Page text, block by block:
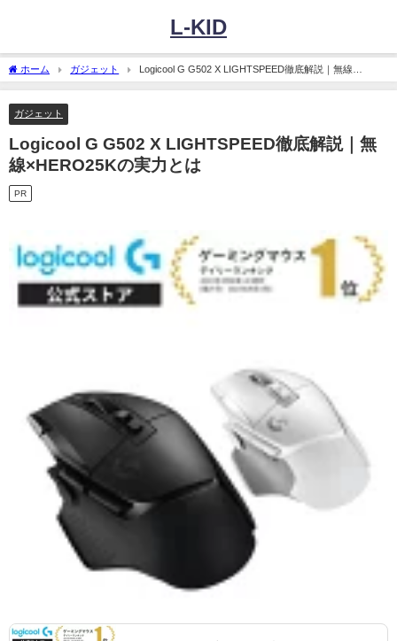
L-KID
ホーム ガジェット
Logicool G G502 X LIGHTSPEED徹底解説｜無線
×HERO25Kの実力とは
ガジェット
Logicool G G502 X LIGHTSPEED徹底解説｜無
線×HERO25Kの実力とは
PR